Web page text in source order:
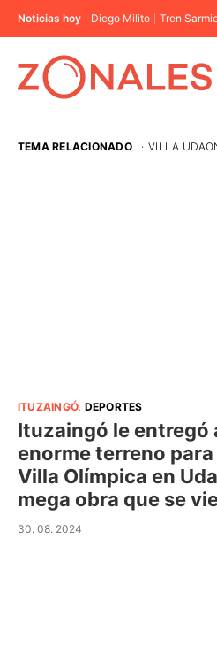
Noticias hoy Diego Milito Tren
TEMA RELACIONADO · VILLA
ITUZAINGÓ. DEPORTES
Ituzaingó le entregó
enorme terreno
Villa Olímpica en
mega obra que se
30. 08. 2024